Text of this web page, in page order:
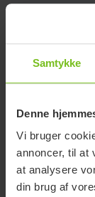
Samtykke
Denne
Vi bruger
annoncer, til at
at analysere
din brug af